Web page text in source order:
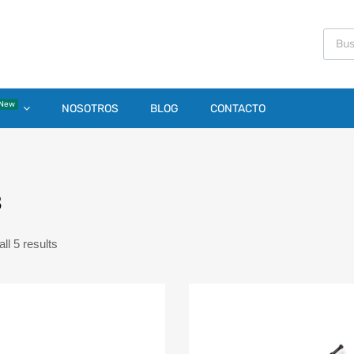
New NOSOTROS BLOG CONTACTO
5 results